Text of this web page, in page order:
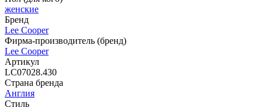
женские
Бренд
Lee Cooper
Фирма-производитель (бренд)
Lee Cooper
Артикул
LC07028.430
Страна бренда
Англия
Стиль